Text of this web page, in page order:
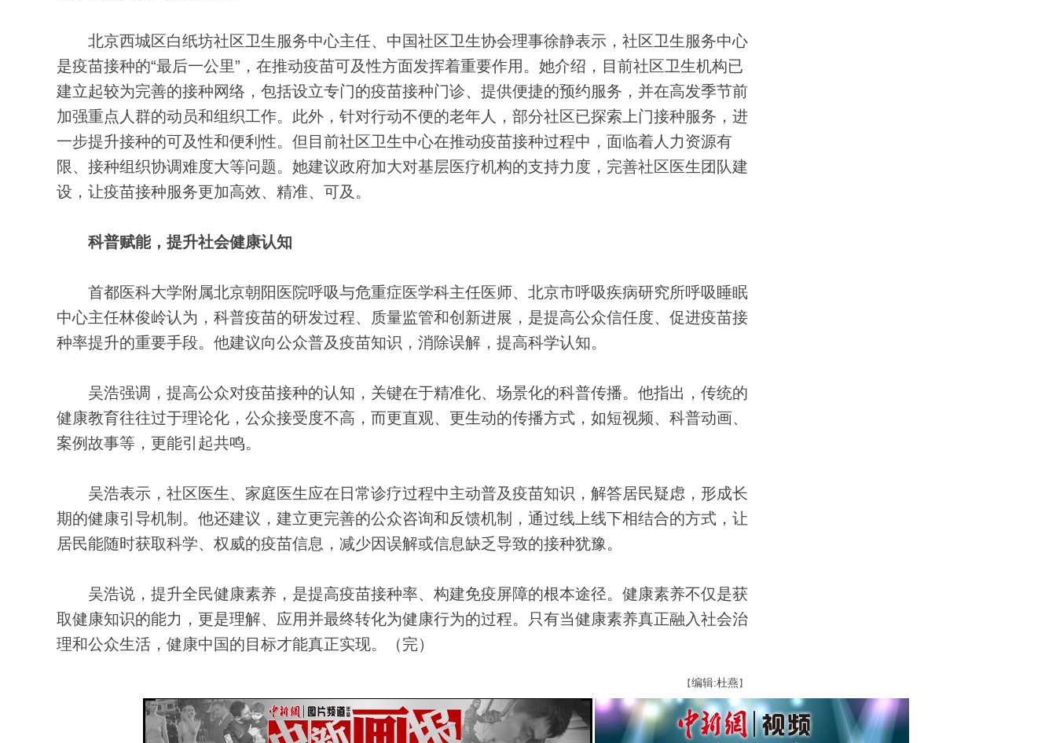
北京西城区白纸坊社区卫生服务中心主任、中国社区卫生协会理事徐静表示，社区卫生服务中心
是疫苗接种的“最后一公里”，在推动疫苗可及性方面发挥着重要作用。她介绍，目前社区卫生机构已
建立起较为完善的接种网络，包括设立专门的疫苗接种门诊、提供便捷的预约服务，并在高发季节前
加强重点人群的动员和组织工作。此外，针对行动不便的老年人，部分社区已探索上门接种服务，进
一步提升接种的可及性和便利性。但目前社区卫生中心在推动疫苗接种过程中，面临着人力资源有
限、接种组织协调难度大等问题。她建议政府加大对基层医疗机构的支持力度，完善社区医生团队建
设，让疫苗接种服务更加高效、精准、可及。
科普赋能，提升社会健康认知
首都医科大学附属北京朝阳医院呼吸与危重症医学科主任医师、北京市呼吸疾病研究所呼吸睡眠
中心主任林俊岭认为，科普疫苗的研发过程、质量监管和创新进展，是提高公众信任度、促进疫苗接
种率提升的重要手段。他建议向公众普及疫苗知识，消除误解，提高科学认知。
吴浩强调，提高公众对疫苗接种的认知，关键在于精准化、场景化的科普传播。他指出，传统的
健康教育往往过于理论化，公众接受度不高，而更直观、更生动的传播方式，如短视频、科普动画、
案例故事等，更能引起共鸣。
吴浩表示，社区医生、家庭医生应在日常诊疗过程中主动普及疫苗知识，解答居民疑虑，形成长
期的健康引导机制。他还建议，建立更完善的公众咨询和反馈机制，通过线上线下相结合的方式，让
居民能随时获取科学、权威的疫苗信息，减少因误解或信息缺乏导致的接种犹豫。
吴浩说，提升全民健康素养，是提高疫苗接种率、构建免疫屏障的根本途径。健康素养不仅是获
取健康知识的能力，更是理解、应用并最终转化为健康行为的过程。只有当健康素养真正融入社会治
理和公众生活，健康中国的目标才能真正实现。（完）
【编辑:杜燕 】